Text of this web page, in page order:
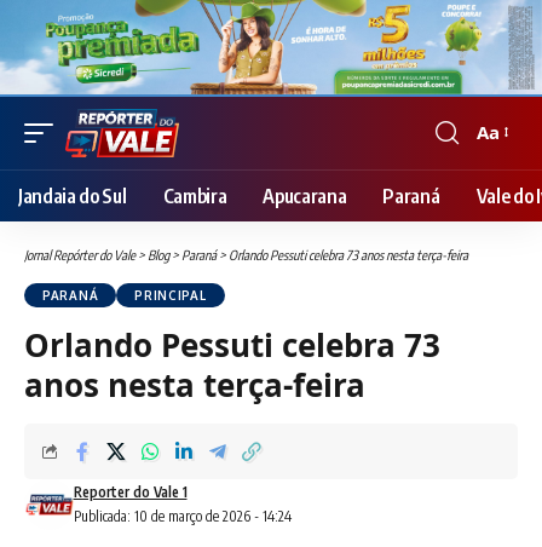
Font
Resizer
Aa
Jandaia do Sul Cambira Apucarana Paraná Vale do
Jornal Repórter do Vale> Blog> Paraná> Orlando Pessuti celebra 73 anos nesta terça-feira
PARANÁ PRINCIPAL
Orlando Pessuti celebra 73
anos nesta terça-feira
Publicada: 10 de março de 2026 - 14:24
Reporter do Vale 1